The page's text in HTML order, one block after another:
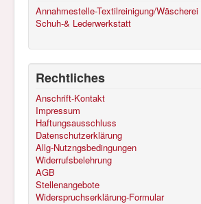
Annahmestelle-Textilreinigung/Wäscherei
Schuh-& Lederwerkstatt
Rechtliches
Anschrift-Kontakt
Impressum
Haftungsausschluss
Datenschutzerklärung
Allg-Nutzngsbedingungen
Widerrufsbelehrung
AGB
Stellenangebote
Widerspruchserklärung-Formular